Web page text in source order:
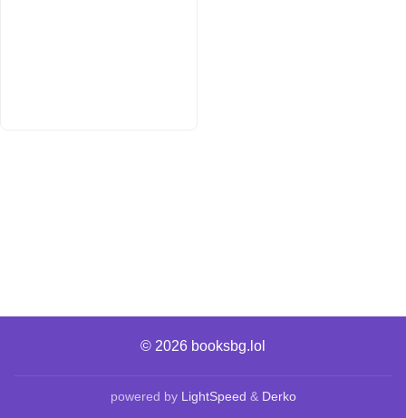
© 2026 booksbg.lol
powered by LightSpeed & Derko